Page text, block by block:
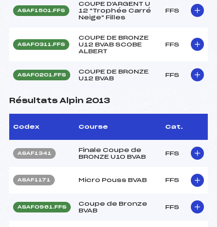
ASAF1501.FFS
COUPE D'ARGENT U
12 "Trophée Carré
Neige" Filles
FFS
ASAF0311.FFS
COUPE DE BRONZE
U12 BVAB SCOBE
ALBERT
FFS
ASAF0201.FFS
COUPE DE BRONZE
U12 BVAB
FFS
Résultats Alpin 2013
Codex Course Cat.
ASAF1341
Finale Coupe de
BRONZE U10 BVAB
FFS
ASAF1171 Micro Pouss BVAB FFS
ASAF0961.FFS
Coupe de Bronze
BVAB
FFS